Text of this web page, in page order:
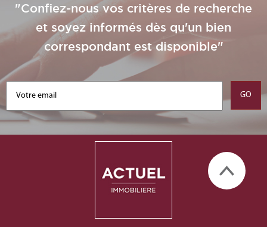
"Confiez-nous vos critères de recherche
et soyez informés dès qu'un bien
correspondant est disponible"